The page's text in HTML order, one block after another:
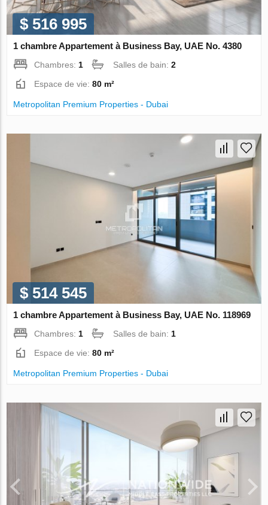
$ 516 995
1 chambre Appartement à Business Bay, UAE No. 4380
Chambres: 1 Salles de bain:2
Espace de vie:80 m²
Metropolitan Premium Properties - Dubai
$ 514 545
1 chambre Appartement à Business Bay, UAE No. 118969
Chambres: 1 Salles de bain: 1
Espace de vie:80 m²
Metropolitan Premium Properties - Dubai